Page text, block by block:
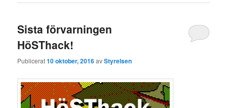
Sista förvarningen
HöSThack!
Publicerat10 oktober, 2016avStyrelsen